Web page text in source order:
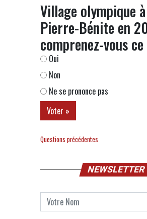
Village olympique
Pierre-Bénite en
comprenez-vous
Oui
Non
Ne se prononce pas
Questions précédentes
NEWSLETTER